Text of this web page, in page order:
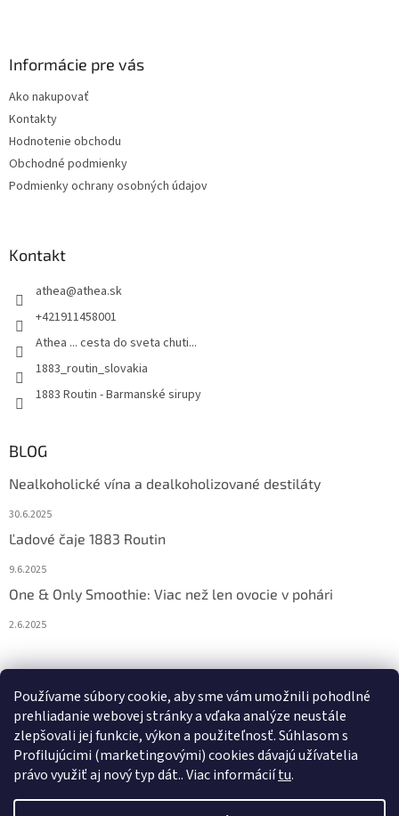
Používame súbory cookie, aby sme vám umožnili pohodlné
prehliadanie webovej stránky a vďaka analýze neustále
zlepšovali jej funkcie, výkon a použiteľnosť. Súhlasom s
Profilujúcimi (marketingovými) cookies dávajú užívatelia
právo využiť aj nový typ dát.. Viac informáciítu.
Informácie pre vás
Ako nakupovať
Kontakty
Hodnotenie obchodu
Obchodné podmienky
Podmienky ochrany osobných údajov
Kontakt
athea@athea.sk
+421911458001
Athea ... cesta do sveta chuti...
1883_routin_slovakia
1883 Routin - Barmanské sirupy
BLOG
Nealkoholické vína a dealkoholizované destiláty
30.6.2025
Ľadové čaje 1883 Routin
9.6.2025
One & Only Smoothie: Viac než len ovocie v pohári
2.6.2025